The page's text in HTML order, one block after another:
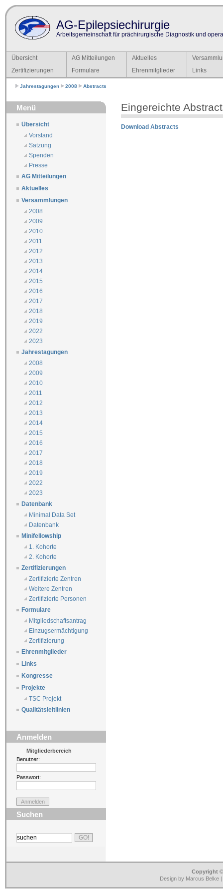
AG-Epilepsiechirurgie
Arbeitsgemeinschaft für prächirurgische Diagnostik und
Übersicht AG Mitteilungen Aktuelles
Zertifizierungen
Formulare Ehrenmitglieder Links
Jahrestagungen 2008 Abstracts
Menü
Übersicht
Vorstand
Satzung
Spenden
Presse
AG Mitteilungen
Aktuelles
Versammlungen
2008
2009
2010
2011
2012
2013
2014
2015
2016
2017
2018
2019
2022
2023
Jahrestagungen
2008
2009
2010
2011
2012
2013
2014
2015
2016
2017
2018
2019
2022
2023
Datenbank
Minimal Data Set
Datenbank
Minifellowship
1. Kohorte
2. Kohorte
Zertifizierungen
Zertifizierte Zentren
Weitere Zentren
Zertifizierte Personen
Formulare
Mitgliedschaftsantrag
Einzugsermächtigung
Zertifizierung
Ehrenmitglieder
Links
Kongresse
Projekte
TSC Projekt
Qualitätsleitlinien
Anmelden
Mitgliederbereich
Benutzer:
Passwort:
Suchen
Eingereichte
Download Abstracts
Copyright
Design by Marcus Belke